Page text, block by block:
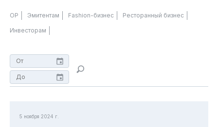
ОР Эмитентам Fashion-бизнес Ресторанный бизнес
Инвесторам
5 ноября 2024 г.